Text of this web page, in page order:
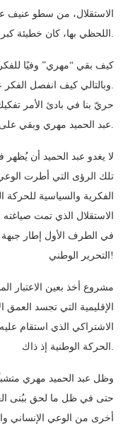
الاستقلال، من سطو عنيف
اللحظي بها، كان خطيئة كبرى بسبب نزعتها الغنائمية ليس أكثر.
كيف بقي “مهري” وفيًا
وبالتالي كيف انفصل الفكر عن الواقع في القصة الوطنية؟.
حريّ بنا في بادئ الأمر
عبد الحميد مهري وبقي على قناعة واقتناع به إلى أن وفته المنية.
لا يغدو عبد الحميد أن
تلك الرؤى التي أطرت
الفكرية والسياسية
الاستقلال الذي تمت
في الطرف الأول إطار
التحرير الوطني!
مشروع أخذ بعين الاعتبار
الإقليمية التي تجسد العمق
الاشتراكي الذي استقام
الحركة الوطنية إذ ذاك.
وظل عبد الحميد مهري
حتى في ظل ما لحق ببُنى
أخرى من الوعي الإنساني